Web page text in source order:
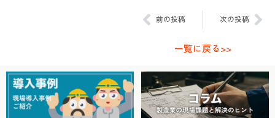
Prev
前の投稿 次の投稿
一覧に戻る>>